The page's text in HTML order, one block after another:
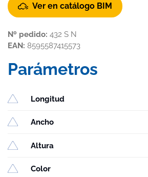
Ver en catálogo BIM
Nº pedido: 432 S N
EAN: 8595587415573
Parámetros
Longitud
Ancho
Altura
Color